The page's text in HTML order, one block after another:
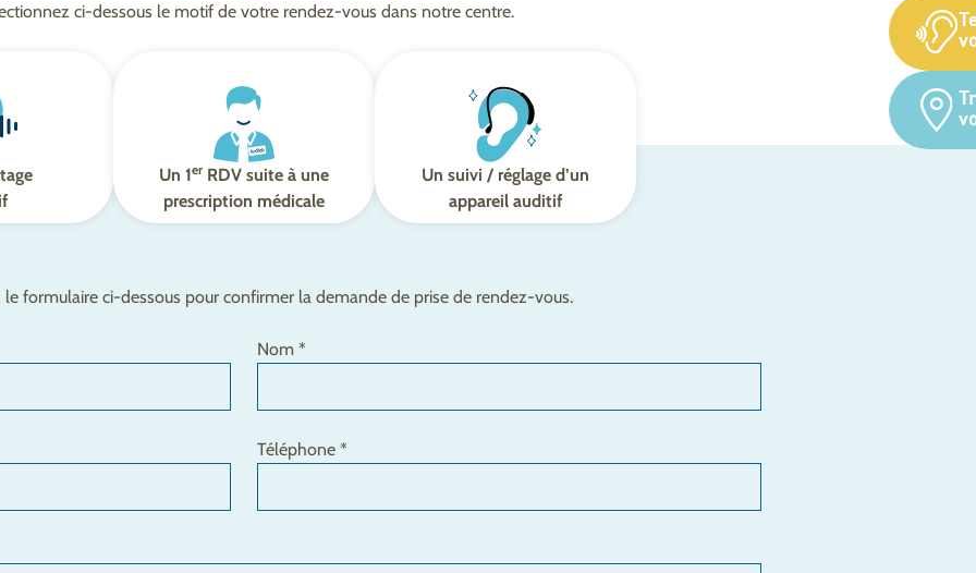
ci-dessous le motif de votre rendez-vous dans notre centre.
Un 1er RDV suite à une
prescription médicale
Un suivi / réglage d’un
appareil auditif
le formulaire ci-dessous pour confirmer la demande de prise de rendez-vous.
Nom *
Téléphone *